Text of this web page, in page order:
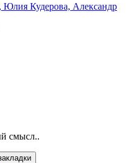
Кудерова, Александр
смысл..